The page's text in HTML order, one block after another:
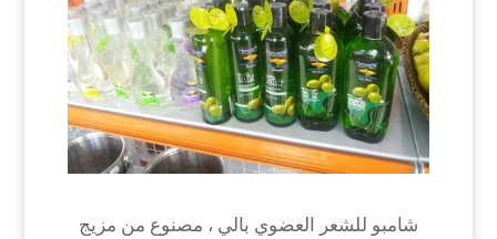
شامبو للشعر العضوي بالي ، مصنوع من مزيج